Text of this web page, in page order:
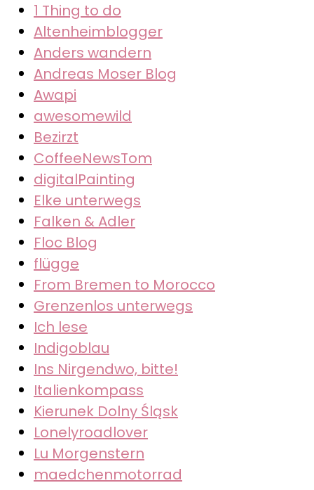
1 Thing to do
Altenheimblogger
Anders wandern
Andreas Moser Blog
Awapi
awesomewild
Bezirzt
CoffeeNewsTom
digitalPainting
Elke unterwegs
Falken & Adler
Floc Blog
flügge
From Bremen to Morocco
Grenzenlos unterwegs
Ich lese
Indigoblau
Ins Nirgendwo, bitte!
Italienkompass
Kierunek Dolny Śląsk
Lonelyroadlover
Lu Morgenstern
maedchenmotorrad